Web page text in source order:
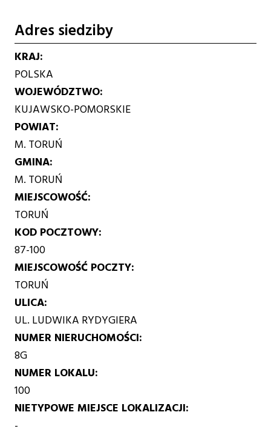
Adres siedziby
KRAJ
POLSKA
WOJEWÓDZTWO
KUJAWSKO-POMORSKIE
POWIAT
M. TORUŃ
GMINA
M. TORUŃ
MIEJSCOWOŚĆ
TORUŃ
KOD POCZTOWY
87-100
MIEJSCOWOŚĆ POCZTY
TORUŃ
ULICA
UL. LUDWIKA RYDYGIERA
NUMER NIERUCHOMOŚCI
8G
NUMER LOKALU
100
NIETYPOWE MIEJSCE LOKALIZACJI
-